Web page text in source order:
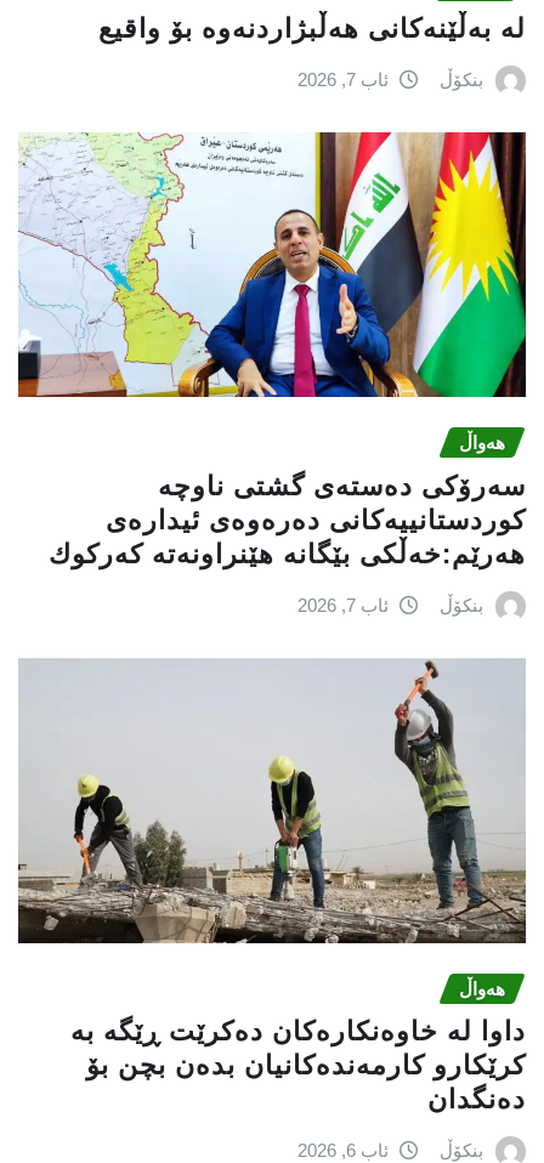
لە بەڵێنەکانی هەڵبژاردنەوە بۆ واقیع
بنکۆڵ ئاب 7, 2026
هەواڵ
سه‌رۆكی دەستەی گشتی ناوچە
كوردستانییەكانی دەرەوەی ئیدارەی
هەرێم:خه‌ڵكی بێگانه‌ هێنراونه‌ته‌ كه‌ركوك
بنکۆڵ ئاب 7, 2026
هەواڵ
داوا لە خاوەنکارەکان دەکرێت ڕێگە بە
کرێکارو کارمەندەکانیان بدەن بچن بۆ
دەنگدان
بنکۆڵ ئاب 6, 2026